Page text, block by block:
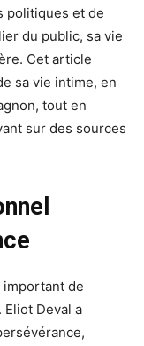
politiques et de
du public, sa vie
Cet article
sa vie intime, en
tout en
sur des sources
important de
Eliot Deval a